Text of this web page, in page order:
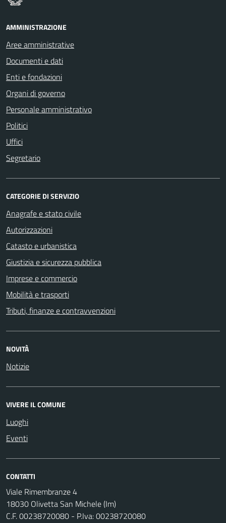
AMMINISTRAZIONE
Aree amministrative
Documenti e dati
Enti e fondazioni
Organi di governo
Personale amministrativo
Politici
Uffici
Segretario
CATEGORIE DI SERVIZIO
Anagrafe e stato civile
Autorizzazioni
Catasto e urbanistica
Giustizia e sicurezza pubblica
Imprese e commercio
Mobilità e trasporti
Tributi, finanze e contravvenzioni
NOVITÀ
Notizie
VIVERE IL COMUNE
Luoghi
Eventi
CONTATTI
Viale Rimembranze 4
18030 Olivetta San Michele (Im)
C.F. 00238720080 - P.Iva: 00238720080